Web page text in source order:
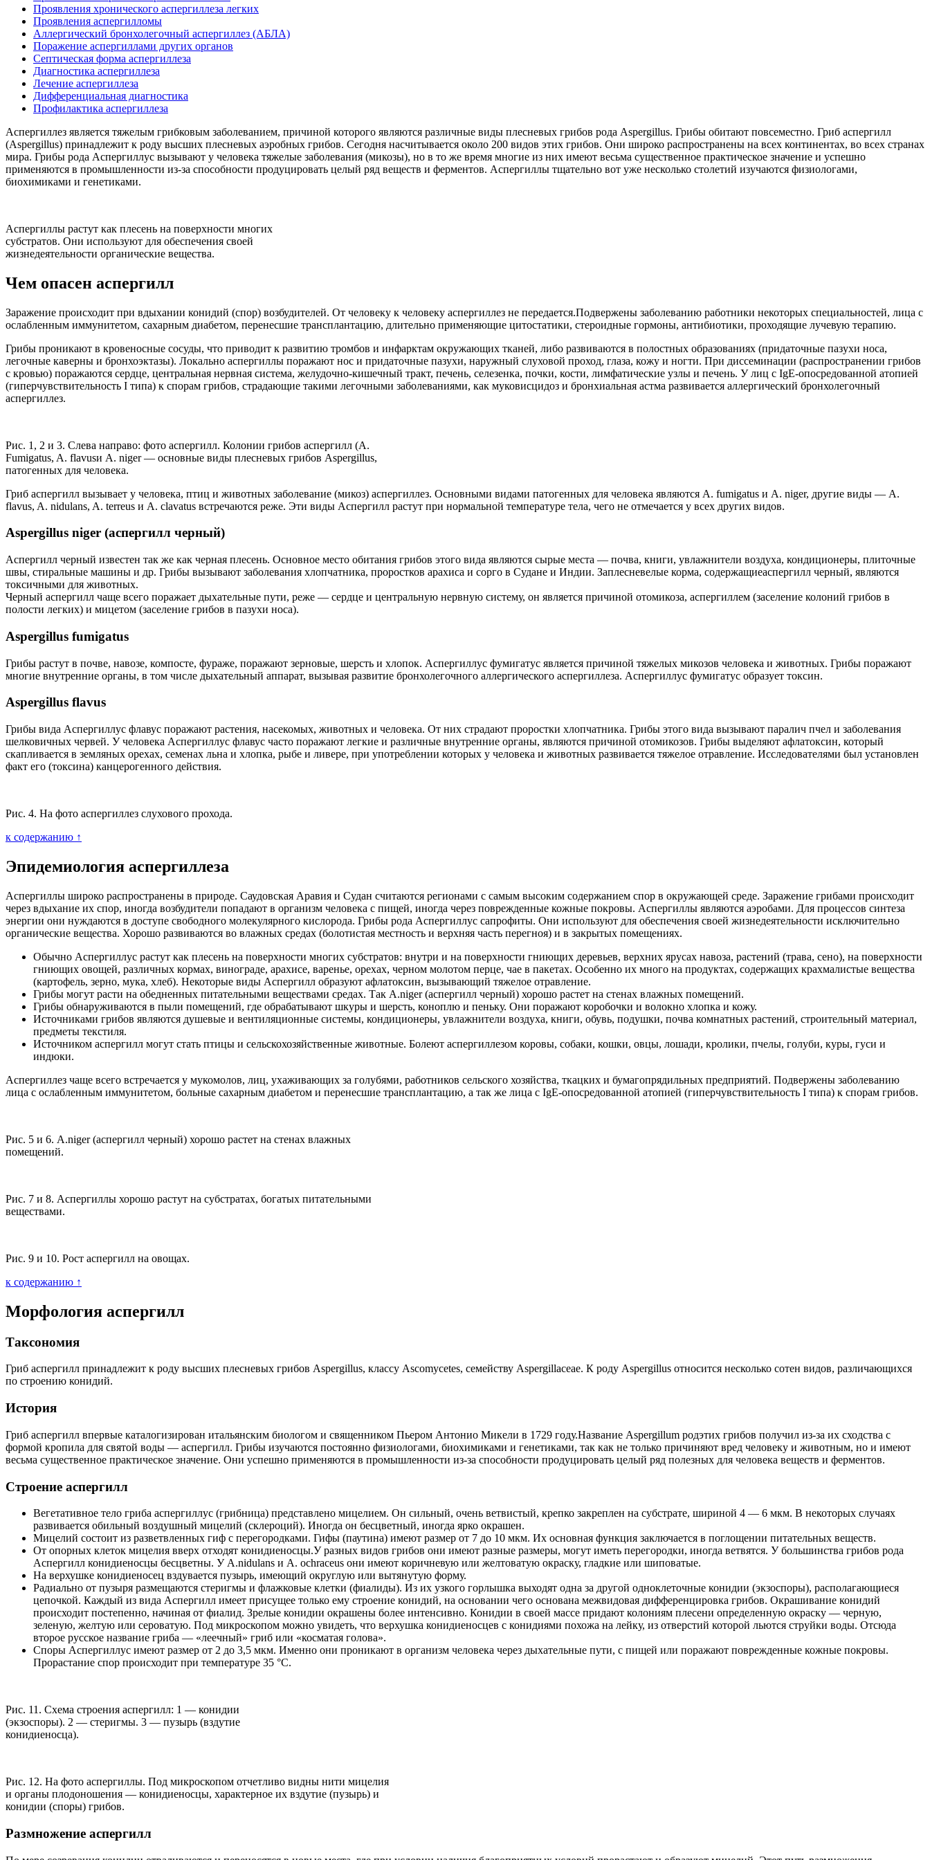
Проявления хронического аспергиллеза легких
Проявления аспергилломы
Аллергический бронхолегочный аспергиллез (АБЛА)
Поражение аспергиллами других органов
Септическая форма аспергиллеза
Диагностика аспергиллеза
Лечение аспергиллеза
Дифференциальная диагностика
Профилактика аспергиллеза
Аспергиллез является тяжелым грибковым заболеванием, причиной которого являются различные виды плесневых грибов рода Aspergillus. Грибы обитают повсеместно. Гриб аспергилл
(Aspergillus) принадлежит к роду высших плесневых аэробных грибов. Сегодня насчитывается около 200 видов этих грибов. Они широко распространены на всех континентах, во всех странах
мира. Грибы рода Аспергиллус вызывают у человека тяжелые заболевания (микозы), но в то же время многие из них имеют весьма существенное практическое значение и успешно
применяются в промышленности из-за способности продуцировать целый ряд веществ и ферментов. Аспергиллы тщательно вот уже несколько столетий изучаются физиологами,
биохимиками и генетиками.
Аспергиллы растут как плесень на поверхности многих
субстратов. Они используют для обеспечения своей
жизнедеятельности органические вещества.
Чем опасен аспергилл
Заражение происходит при вдыхании конидий (спор) возбудителей. От человеку к человеку аспергиллез не передается.Подвержены заболеванию работники некоторых специальностей, лица с
ослабленным иммунитетом, сахарным диабетом, перенесшие трансплантацию, длительно применяющие цитостатики, стероидные гормоны, антибиотики, проходящие лучевую терапию.
Грибы проникают в кровеносные сосуды, что приводит к развитию тромбов и инфарктам окружающих тканей, либо развиваются в полостных образованиях (придаточные пазухи носа,
легочные каверны и бронхоэктазы). Локально аспергиллы поражают нос и придаточные пазухи, наружный слуховой проход, глаза, кожу и ногти. При диссеминации (распространении грибов
с кровью) поражаются сердце, центральная нервная система, желудочно-кишечный тракт, печень, селезенка, почки, кости, лимфатические узлы и печень. У лиц с IgE-опосредованной атопией
(гиперчувствительность I типа) к спорам грибов, страдающие такими легочными заболеваниями, как муковисцидоз и бронхиальная астма развивается аллергический бронхолегочный
аспергиллез.
Рис. 1, 2 и 3. Слева направо: фото аспергилл. Колонии грибов аспергилл (A.
Fumigatus, A. flavusи A. niger — основные виды плесневых грибов Aspergillus,
патогенных для человека.
Гриб аспергилл вызывает у человека, птиц и животных заболевание (микоз) аспергиллез. Основными видами патогенных для человека являются A. fumigatus и A. niger, другие виды — А.
flavus, A. nidulans, A. terreus и А. clavatus встречаются реже. Эти виды Аспергилл растут при нормальной температуре тела, чего не отмечается у всех других видов.
Aspergillus niger (аспергилл черный)
Аспергилл черный известен так же как черная плесень. Основное место обитания грибов этого вида являются сырые места — почва, книги, увлажнители воздуха, кондиционеры, плиточные
швы, стиральные машины и др. Грибы вызывают заболевания хлопчатника, проростков арахиса и сорго в Судане и Индии. Заплесневелые корма, содержащиеаспергилл черный, являются
токсичными для животных.
Черный аспергилл чаще всего поражает дыхательные пути, реже — сердце и центральную нервную систему, он является причиной отомикоза, аспергиллем (заселение колоний грибов в
полости легких) и мицетом (заселение грибов в пазухи носа).
Aspergillus fumigatus
Грибы растут в почве, навозе, компосте, фураже, поражают зерновые, шерсть и хлопок. Аспергиллус фумигатус является причиной тяжелых микозов человека и животных. Грибы поражают
многие внутренние органы, в том числе дыхательный аппарат, вызывая развитие бронхолегочного аллергического аспергиллеза. Аспергиллус фумигатус образует токсин.
Aspergillus flavus
Грибы вида Аспергиллус флавус поражают растения, насекомых, животных и человека. От них страдают проростки хлопчатника. Грибы этого вида вызывают паралич пчел и заболевания
шелковичных червей. У человека Аспергиллус флавус часто поражают легкие и различные внутренние органы, являются причиной отомикозов. Грибы выделяют афлатоксин, который
скапливается в земляных орехах, семенах льна и хлопка, рыбе и ливере, при употреблении которых у человека и животных развивается тяжелое отравление. Исследователями был установлен
факт его (токсина) канцерогенного действия.
Рис. 4. На фото аспергиллез слухового прохода.
к содержанию ↑
Эпидемиология аспергиллеза
Аспергиллы широко распространены в природе. Саудовская Аравия и Судан считаются регионами с самым высоким содержанием спор в окружающей среде. Заражение грибами происходит
через вдыхание их спор, иногда возбудители попадают в организм человека с пищей, иногда через поврежденные кожные покровы. Аспергиллы являются аэробами. Для процессов синтеза
энергии они нуждаются в доступе свободного молекулярного кислорода. Грибы рода Аспергиллус сапрофиты. Они используют для обеспечения своей жизнедеятельности исключительно
органические вещества. Хорошо развиваются во влажных средах (болотистая местность и верхняя часть перегноя) и в закрытых помещениях.
Обычно Аспергиллус растут как плесень на поверхности многих субстратов: внутри и на поверхности гниющих деревьев, верхних ярусах навоза, растений (трава, сено), на поверхности
гниющих овощей, различных кормах, винограде, арахисе, варенье, орехах, черном молотом перце, чае в пакетах. Особенно их много на продуктах, содержащих крахмалистые вещества
(картофель, зерно, мука, хлеб). Некоторые виды Аспергилл образуют афлатоксин, вызывающий тяжелое отравление.
Грибы могут расти на обедненных питательными веществами средах. Так А.niger (аспергилл черный) хорошо растет на стенах влажных помещений.
Грибы обнаруживаются в пыли помещений, где обрабатывают шкуры и шерсть, коноплю и пеньку. Они поражают коробочки и волокно хлопка и кожу.
Источниками грибов являются душевые и вентиляционные системы, кондиционеры, увлажнители воздуха, книги, обувь, подушки, почва комнатных растений, строительный материал,
предметы текстиля.
Источником аспергилл могут стать птицы и сельскохозяйственные животные. Болеют аспергиллезом коровы, собаки, кошки, овцы, лошади, кролики, пчелы, голуби, куры, гуси и
индюки.
Аспергиллез чаще всего встречается у мукомолов, лиц, ухаживающих за голубями, работников сельского хозяйства, ткацких и бумагопрядильных предприятий. Подвержены заболеванию
лица с ослабленным иммунитетом, больные сахарным диабетом и перенесшие трансплантацию, а так же лица с IgE-опосредованной атопией (гиперчувствительность I типа) к спорам грибов.
Рис. 5 и 6. А.niger (аспергилл черный) хорошо растет на стенах влажных
помещений.
Рис. 7 и 8. Аспергиллы хорошо растут на субстратах, богатых питательными
веществами.
Рис. 9 и 10. Рост аспергилл на овощах.
к содержанию ↑
Морфология аспергилл
Таксономия
Гриб аспергилл принадлежит к роду высших плесневых грибов Aspergillus, классу Ascomycetes, семейству Aspergillaceae. К роду Aspergillus относится несколько сотен видов, различающихся
по строению конидий.
История
Гриб аспергилл впервые каталогизирован итальянским биологом и священником Пьером Антонио Микели в 1729 году.Название Aspergillum родэтих грибов получил из-за их сходства с
формой кропила для святой воды — аспергилл. Грибы изучаются постоянно физиологами, биохимиками и генетиками, так как не только причиняют вред человеку и животным, но и имеют
весьма существенное практическое значение. Они успешно применяются в промышленности из-за способности продуцировать целый ряд полезных для человека веществ и ферментов.
Строение аспергилл
Вегетативное тело гриба аспергиллус (грибница) представлено мицелием. Он сильный, очень ветвистый, крепко закреплен на субстрате, шириной 4 — 6 мкм. В некоторых случаях
развивается обильный воздушный мицелий (склероций). Иногда он бесцветный, иногда ярко окрашен.
Мицелий состоит из разветвленных гиф с перегородками. Гифы (паутина) имеют размер от 7 до 10 мкм. Их основная функция заключается в поглощении питательных веществ.
От опорных клеток мицелия вверх отходят конидиеносцы.У разных видов грибов они имеют разные размеры, могут иметь перегородки, иногда ветвятся. У большинства грибов рода
Аспергилл конидиеносцы бесцветны. У А.nidulans и A. ochraceus они имеют коричневую или желтоватую окраску, гладкие или шиповатые.
На верхушке конидиеносец вздувается пузырь, имеющий округлую или вытянутую форму.
Радиально от пузыря размещаются стеригмы и флажковые клетки (фиалиды). Из их узкого горлышка выходят одна за другой одноклеточные конидии (экзоспоры), располагающиеся
цепочкой. Каждый из вида Аспергилл имеет присущее только ему строение конидий, на основании чего основана межвидовая дифференцировка грибов. Окрашивание конидий
происходит постепенно, начиная от фиалид. Зрелые конидии окрашены более интенсивно. Конидии в своей массе придают колониям плесени определенную окраску — черную,
зеленую, желтую или сероватую. Под микроскопом можно увидеть, что верхушка конидиеносцев с конидиями похожа на лейку, из отверстий которой льются струйки воды. Отсюда
второе русское название гриба — «леечный» гриб или «косматая голова».
Споры Аспергиллус имеют размер от 2 до 3,5 мкм. Именно они проникают в организм человека через дыхательные пути, с пищей или поражают поврежденные кожные покровы.
Прорастание спор происходит при температуре 35 °С.
Рис. 11. Схема строения аспергилл: 1 — конидии
(экзоспоры). 2 — стеригмы. 3 — пузырь (вздутие
конидиеносца).
Рис. 12. На фото аспергиллы. Под микроскопом отчетливо видны нити мицелия
и органы плодоношения — конидиеносцы, характерное их вздутие (пузырь) и
конидии (споры) грибов.
Размножение аспергилл